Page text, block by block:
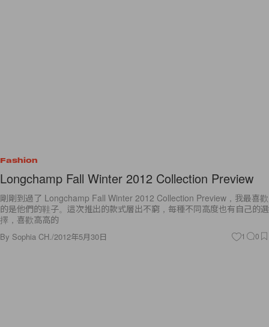
Fashion
Longchamp Fall Winter 2012 Collection Preview
剛剛到過了 Longchamp Fall Winter 2012 Collection Preview，我最喜歡
的是他們的鞋子。這次推出的款式層出不窮，每種不同高度也有自己的選
擇，喜歡高高的
By Sophia CH. /2012年5月30日 1 0